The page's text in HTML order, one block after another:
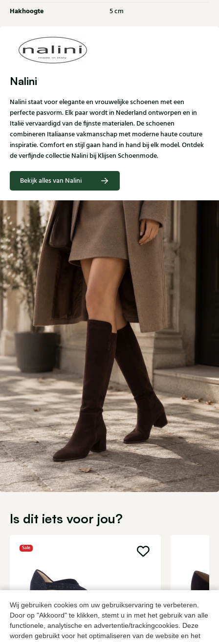
Wij gebruiken cookies om uw gebruikservaring te verbeteren.
Door op "Akkoord" te klikken, stemt u in met het gebruik van alle
functionele, analytische en advertentie/trackingcookies. Deze
worden gebruikt voor het optimaliseren van de website en het
Hakhoogte 5 cm
Nalini
Nalini staat voor elegante en vrouwelijke schoenen met een
perfecte pasvorm. Elk paar wordt in Nederland ontworpen en in
Italië vervaardigd van de fijnste materialen. De schoenen
combineren Italiaanse vakmanschap met moderne haute couture
inspiratie. Comfort en stijl gaan hand in hand bij elk model. Ontdek
de verfijnde collectie Nalini bij Klijsen Schoenmode.
Bekijk alles van Nalini
Is dit iets voor jou?
Sale